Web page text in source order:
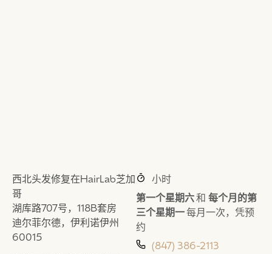
西北头发修复在HairLab芝加
哥
湖库路707号，118B套房
迪尔菲尔德，伊利诺伊州
60015
小时
第一个星期六和 每个月的第
三个星期一每月一次，凭预
约
(847) 386-2113